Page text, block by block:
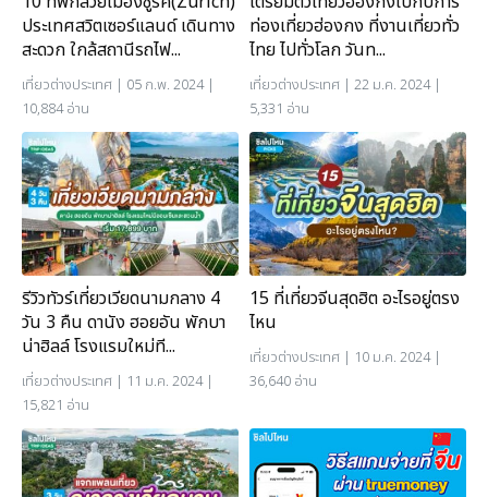
ประเทศสวิตเซอร์แลนด์ เดินทาง
สะดวก ใกล้สถานีรถไฟ...
เที่ยวต่างประเทศ | 05 ก.พ. 2024 |
10,884 อ่าน
ท่องเที่ยวฮ่องกง ที่งานเที่ยวทั่ว
ไทย ไปทั่วโลก วันท...
เที่ยวต่างประเทศ | 22 ม.ค. 2024 |
5,331 อ่าน
รีวิวทัวร์เที่ยวเวียดนามกลาง 4
วัน 3 คืน ดานัง ฮอยอัน พักบา
น่าฮิลล์ โรงแรมใหม่ที...
เที่ยวต่างประเทศ | 11 ม.ค. 2024 |
15,821 อ่าน
15 ที่เที่ยวจีนสุดฮิต อะไรอยู่ตรง
ไหน
เที่ยวต่างประเทศ | 10 ม.ค. 2024 |
36,640 อ่าน